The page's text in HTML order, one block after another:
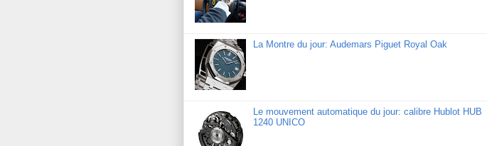
La Montre du jour: Audemars Piguet Royal Oak
Le mouvement automatique du jour: calibre Hublot HUB
1240 UNICO